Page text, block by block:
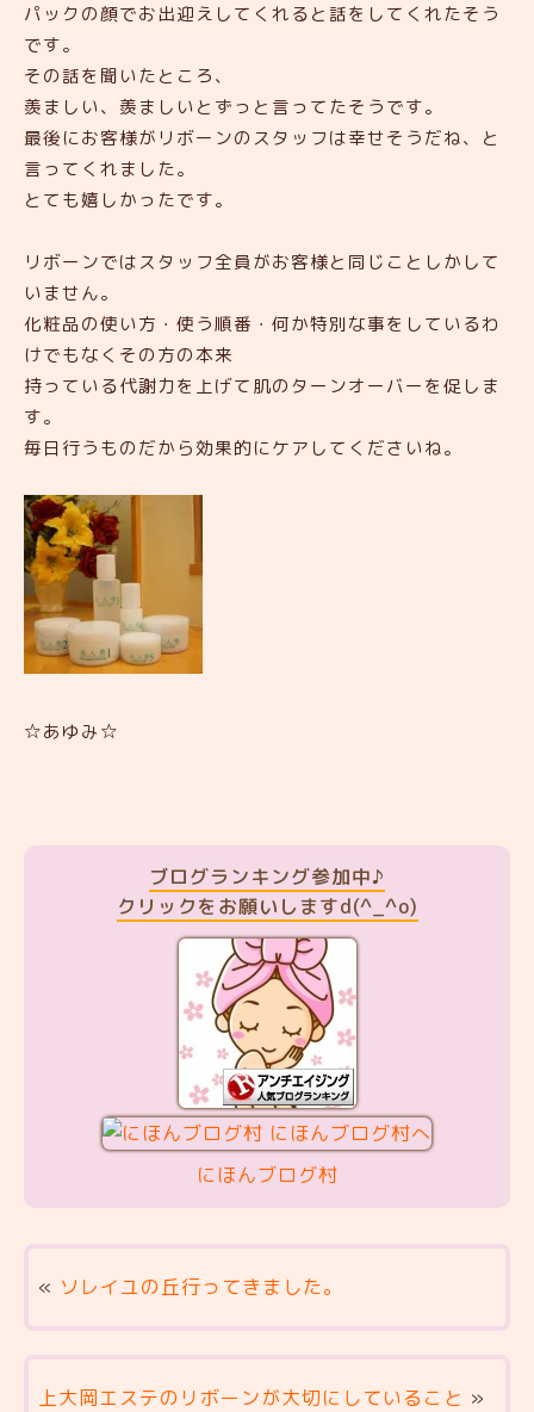
パックの顔でお出迎えしてくれると話をしてくれたそう
です。
その話を聞いたところ、
羨ましい、羨ましいとずっと言ってたそうです。
最後にお客様がリボーンのスタッフは幸せそうだね、と
言ってくれました。
とても嬉しかったです。
リボーンではスタッフ全員がお客様と同じことしかして
いません。
化粧品の使い方・使う順番・何か特別な事をしているわ
けでもなくその方の本来
持っている代謝力を上げて肌のターンオーバーを促しま
す。
毎日行うものだから効果的にケアしてくださいね。
☆あゆみ☆
ブログランキング参加中♪
クリックをお願いしますd(^_^o)
にほんブログ村
« ソレイユの丘行ってきました。
上大岡エステのリボーンが大切にしていること »